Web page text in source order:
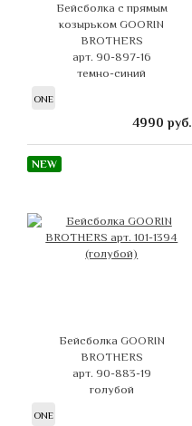
Бейсболка с прямым
козырьком GOORIN
BROTHERS
арт. 90-897-16
темно-синий
ONE
4990 руб.
NEW
Бейсболка GOORIN
BROTHERS
арт. 90-883-19
голубой
ONE